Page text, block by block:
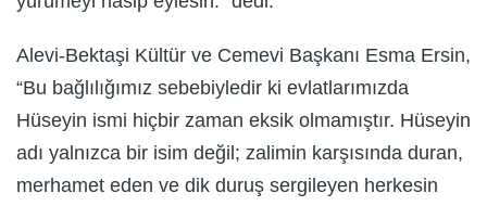
Alevi-Bektaşi Kültür ve Cemevi Başkanı Esma Ersin,
“Bu bağlılığımız sebebiyledir ki evlatlarımızda
Hüseyin ismi hiçbir zaman eksik olmamıştır. Hüseyin
adı yalnızca bir isim değil; zalimin karşısında duran,
merhamet eden ve dik duruş sergileyen herkesin